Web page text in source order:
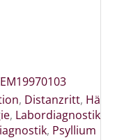
, Distanzritt,
, Labordiagnostik
, Psyllium